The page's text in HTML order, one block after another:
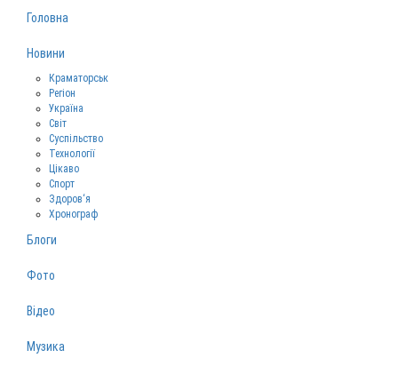
Головна
Новини
Краматорськ
Регіон
Україна
Світ
Суспільство
Технології
Цікаво
Спорт
Здоров‘я
Хронограф
Блоги
Фото
Відео
Музика